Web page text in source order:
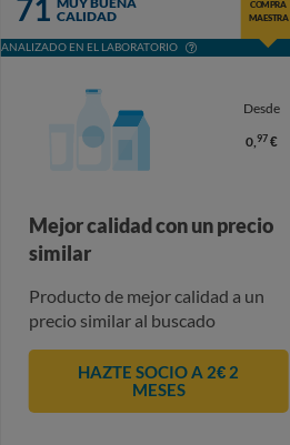
71 CALIDAD
COMPRA
MAESTRA
ANALIZADO EN EL LABORATORIO
Desde
0,97€
Mejor calidad con un precio
similar
Producto de mejor calidad a un
precio similar al buscado
HAZTE SOCIO A 2€ 2
MESES